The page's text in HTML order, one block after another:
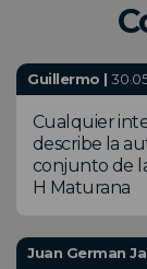
Guillermo |
Cualquier
describe la
conjunto de
H Maturana
Juan German